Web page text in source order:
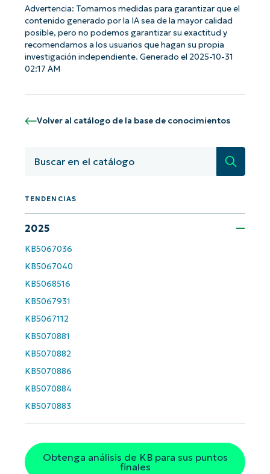
Advertencia: Tomamos medidas para garantizar que el
contenido generado por la IA sea de la mayor calidad
posible, pero no podemos garantizar su exactitud y
recomendamos a los usuarios que hagan su propia
investigación independiente. Generado el 2025-10-31
02:17 AM
Volver al catálogo de la base de conocimientos
TENDENCIAS
2025
KB5067036
KB5067040
KB5068516
KB5067931
KB5067112
KB5070881
KB5070882
KB5070886
KB5070884
KB5070883
Obtenga análisis de KB para sus puntos
finales
¡Empiece con los análisis de KB
basados en IA de NinjaOne!
and
Company